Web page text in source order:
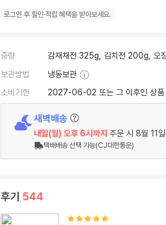
로그인 후 할인·적립 혜택을 받아보세요.
중량
감재채전 325g, 김치전 200g, 오
보관방법
냉동보관
소비기한
2027-06-02 또는 그 이후인 상품
새벽배송
내일(월) 오후 6시 까지 주문 시 8월 11
택배배송 선택 가능(CJ대한통운)
후기 544